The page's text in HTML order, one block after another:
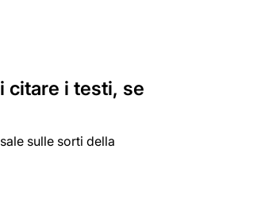
citare i testi, se
sulle sorti della